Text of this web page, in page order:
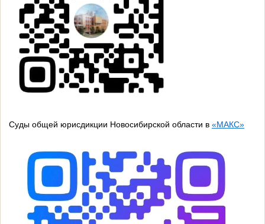
Суды общей юрисдикции Новосибирской области в «МАКС»